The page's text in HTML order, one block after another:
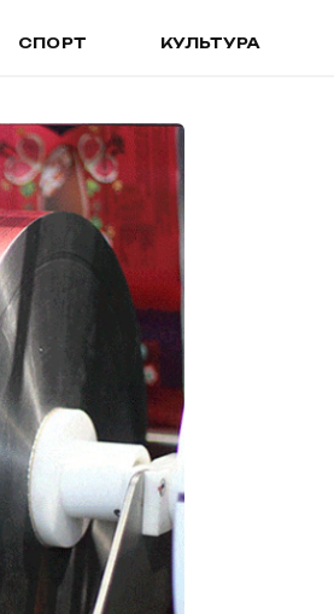
СПОРТ КУЛЬТУРА